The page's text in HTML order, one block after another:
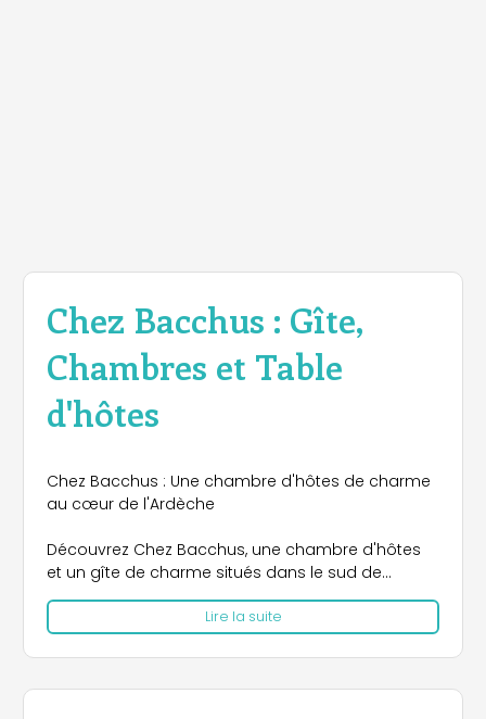
Chez Bacchus : Gîte,
Chambres et Table
d'hôtes
Chez Bacchus : Une chambre d'hôtes de charme
au cœur de l'Ardèche
Découvrez Chez Bacchus, une chambre d'hôtes
et un gîte de charme situés dans le sud de
l'Ardèche. Cette magnifique bastide du XVIIIe
siècle offre une vue panoramique sur le
majestueux Mont Ventoux, garantissant un séjour
inoubliable dans un cadre historique et charmant.
Lire la suite